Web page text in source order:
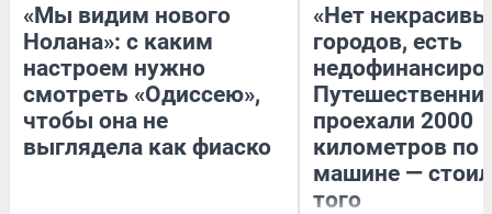
«Мы видим нового
Нолана»: с каким
настроем нужно
смотреть «Одиссею»,
чтобы она не
выглядела как фиаско
«Нет
городов, есть
проехали 2000
километров по
машине —
того